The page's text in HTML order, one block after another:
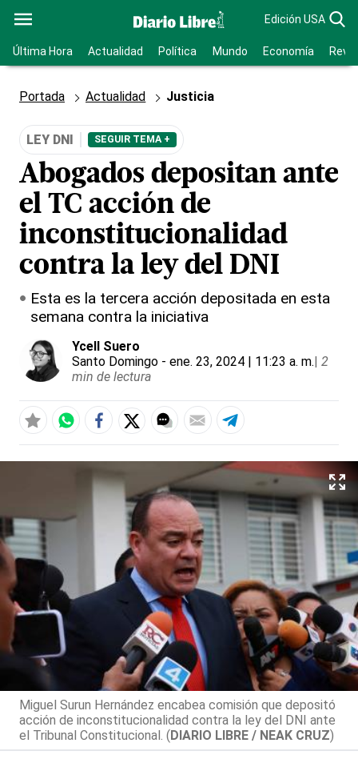
Edición USA
Última Hora Actualidad Política Mundo Economía
Portada Actualidad Justicia
LEY DNI SEGUIR TEMA +
Abogados depositan ante
el TC acción de
inconstitucionalidad
contra la ley del DNI
Esta es la tercera acción depositada en esta
semana contra la iniciativa
Ycell Suero
Santo Domingo - ene. 23, 2024 | 11:23 a. m.| 2
min de lectura
Miguel Surun Hernández encabea comisión que depositó
acción de inconstitucionalidad contra la ley del DNI ante
el Tribunal Constitucional. (DIARIO LIBRE / NEAK CRUZ)